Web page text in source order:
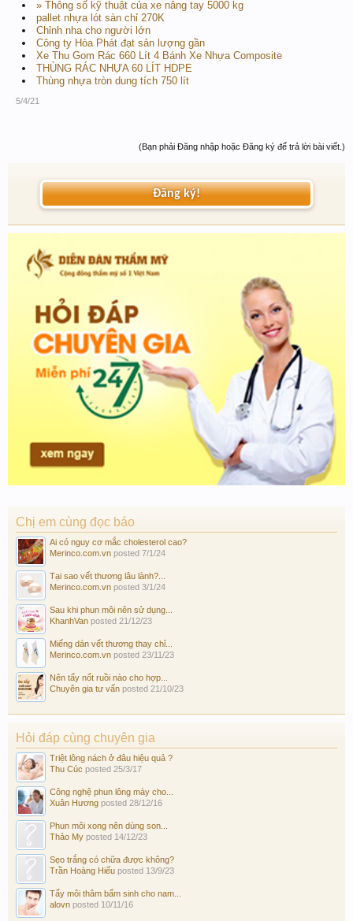
» Thông số kỹ thuật của xe nâng tay 5000 kg
pallet nhựa lót sàn chỉ 270K
Chỉnh nha cho người lớn
Công ty Hòa Phát đạt sản lượng gần
Xe Thu Gom Rác 660 Lít 4 Bánh Xe Nhựa Composite
THÙNG RÁC NHỰA 60 LÍT HDPE
Thùng nhựa tròn dung tích 750 lít
5/4/21
(Bạn phải Đăng nhập hoặc Đăng ký để trả lời bài viết.)
Đăng ký!
Chị em cùng đọc báo
Ai có nguy cơ mắc cholesterol cao?
Merinco.com.vn posted 7/1/24
Tại sao vết thương lâu lành?...
Merinco.com.vn posted 3/1/24
Sau khi phun môi nên sử dụng...
KhanhVan posted 21/12/23
Miếng dán vết thương thay chỉ...
Merinco.com.vn posted 23/11/23
Nên tẩy nốt ruồi nào cho hợp...
Chuyên gia tư vấn posted 21/10/23
Hỏi đáp cùng chuyên gia
Triệt lông nách ở đâu hiệu quả ?
Thu Cúc posted 25/3/17
Công nghệ phun lông mày cho...
Xuân Hương posted 28/12/16
Phun môi xong nên dùng son...
Thảo My posted 14/12/23
Sẹo trắng có chữa được không?
Trần Hoàng Hiếu posted 13/9/23
Tẩy môi thâm bẩm sinh cho nam...
alovn posted 10/11/16